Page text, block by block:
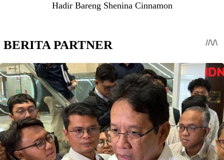
Hadir Bareng Shenina Cinnamon